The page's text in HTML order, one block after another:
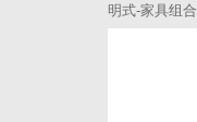
明式-家具组合